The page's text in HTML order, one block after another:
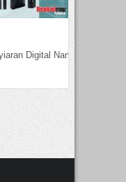
Digital Nama